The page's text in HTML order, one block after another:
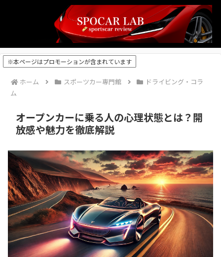
※本ページはプロモーションが含まれています
ホーム スポーツカー専門館
ドライビング・コラ
ム
オープンカーに乗る人の心理状態とは？開
放感や魅力を徹底解説